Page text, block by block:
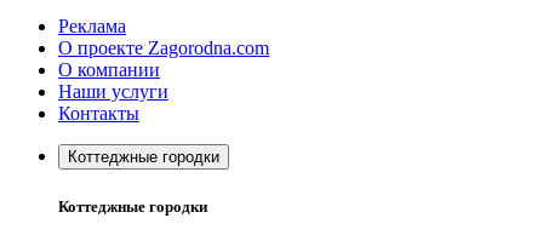
Реклама
О проекте Zagorodna.com
О компании
Наши услуги
Контакты
Коттеджные городки
Коттеджные городки